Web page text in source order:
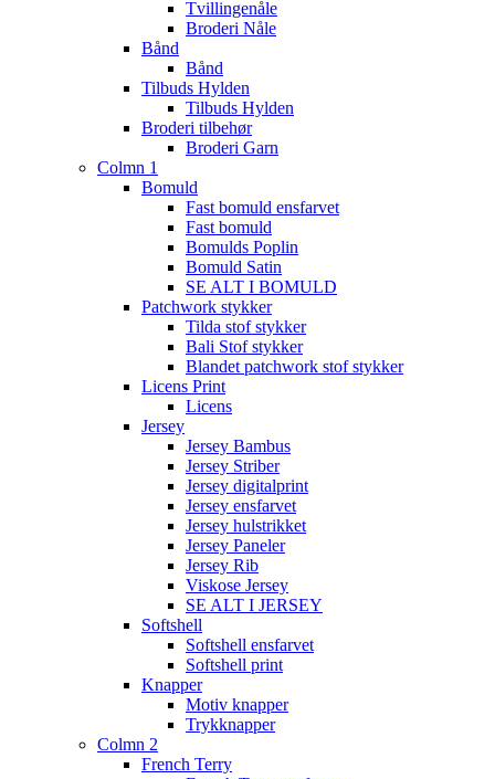
Tvillingenåle
Broderi Nåle
Bånd
Bånd
Tilbuds Hylden
Tilbuds Hylden
Broderi tilbehør
Broderi Garn
Colmn 1
Bomuld
Fast bomuld ensfarvet
Fast bomuld
Bomulds Poplin
Bomuld Satin
SE ALT I BOMULD
Patchwork stykker
Tilda stof stykker
Bali Stof stykker
Blandet patchwork stof stykker
Licens Print
Licens
Jersey
Jersey Bambus
Jersey Striber
Jersey digitalprint
Jersey ensfarvet
Jersey hulstrikket
Jersey Paneler
Jersey Rib
Viskose Jersey
SE ALT I JERSEY
Softshell
Softshell ensfarvet
Softshell print
Knapper
Motiv knapper
Trykknapper
Colmn 2
French Terry